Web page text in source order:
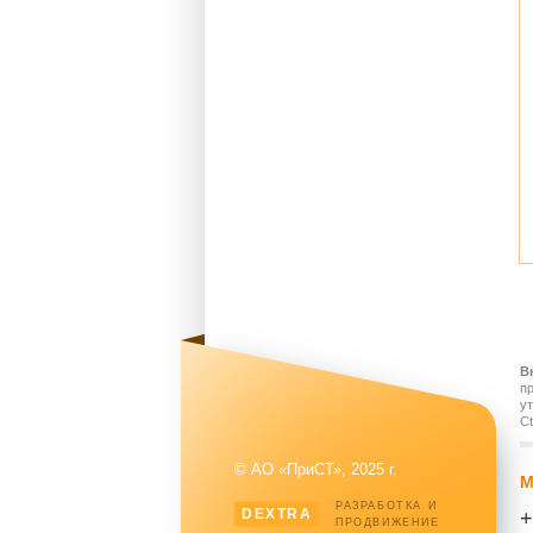
© АО «ПриСТ», 2025 г.
DEXTRA
РАЗРАБОТКА И
ПРОДВИЖЕНИЕ